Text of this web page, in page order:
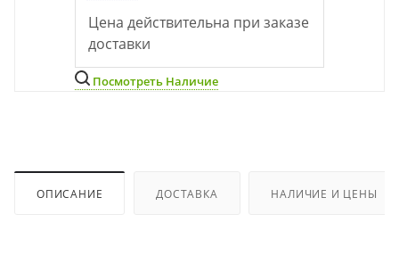
Цена действительна при заказе
доставки
Посмотреть Наличие
ОПИСАНИЕ ДОСТАВКА НАЛИЧИЕ И ЦЕНЫ